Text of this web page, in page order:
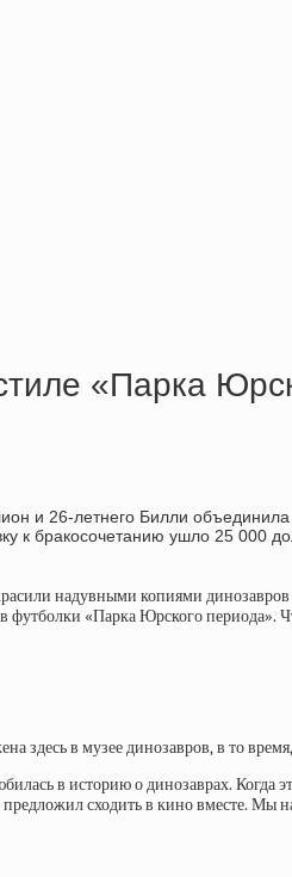
«Парка
и 26-летнего Билли
к бракосочетанию ушло 25
надувными копиями
футболки «Парка Юрского
здесь в музее динозавров, в то
в историю о динозаврах.
сходить в кино вместе. Мы